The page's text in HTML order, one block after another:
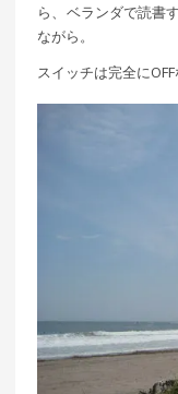
ら、ベランダで読書
ながら。
スイッチは完全にOFF